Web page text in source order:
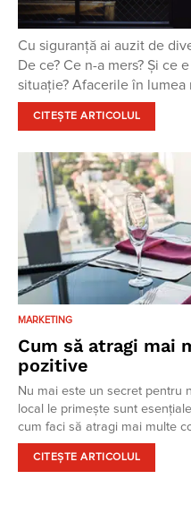
Cu siguranță ai auzit de
De ce? Ce n-a mers? Și ce
situație? Afacerile în
CITEȘTE ARTICOLUL
MARKETING
Cum să atragi mai
pozitive
Nu mai este un secret pentru
local le primește sunt
cum faci să atragi mai multe
CITEȘTE ARTICOLUL